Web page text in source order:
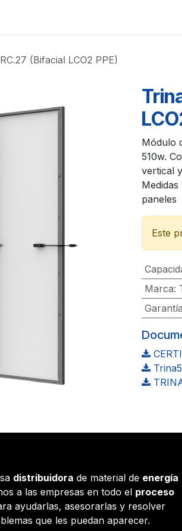
(Bifacial LCO2 PPE)
Módulo
510w.
vertical
paneles
Este
Marca:
Garantía
distribuidora de material de energía
a las empresas en todo el proceso
ayudarlas, asesorarlas y resolver
que les puedan aparecer.